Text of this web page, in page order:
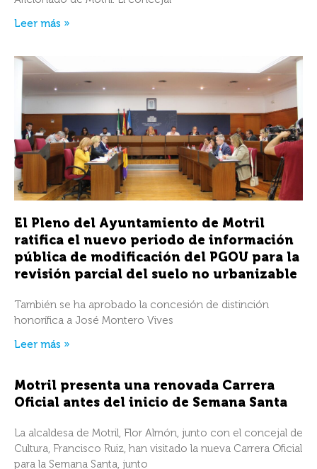
Leer más »
El Pleno del Ayuntamiento de Motril
ratifica el nuevo periodo de información
pública de modificación del PGOU para la
revisión parcial del suelo no urbanizable
También se ha aprobado la concesión de distinción
honorífica a José Montero Vives
Leer más »
Motril presenta una renovada Carrera
Oficial antes del inicio de Semana Santa
La alcaldesa de Motril, Flor Almón, junto con el concejal de
Cultura, Francisco Ruiz, han visitado la nueva Carrera Oficial
para la Semana Santa, junto